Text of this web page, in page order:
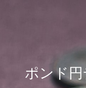
ポンド